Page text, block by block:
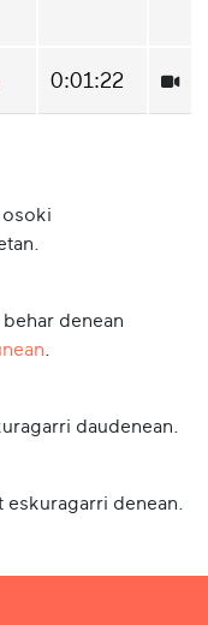
0:01:22
osoki
denean
daudenean.
denean.